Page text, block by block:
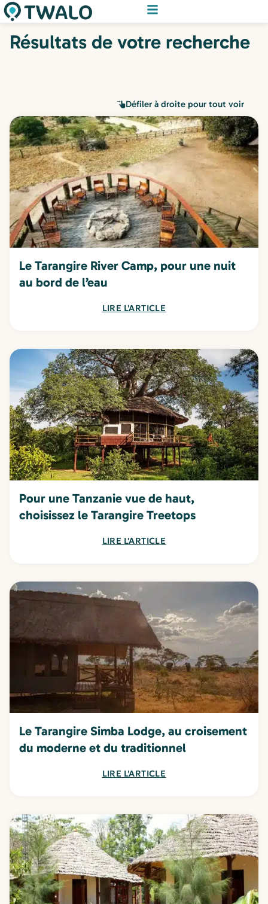
Résultats de votre recherche
Défiler à droite pour tout voir
Le Tarangire River Camp, pour une nuit
au bord de l’eau
LIRE L'ARTICLE
Pour une Tanzanie vue de haut,
choisissez le Tarangire Treetops
LIRE L'ARTICLE
Le Tarangire Simba Lodge, au croisement
du moderne et du traditionnel
LIRE L'ARTICLE